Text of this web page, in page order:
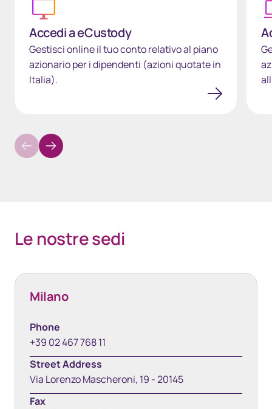
Accedi a eCustody
Gestisci online il tuo conto relativo al piano
azionario per i dipendenti (azioni quotate in
Italia).
Le nostre sedi
Milano
Phone
+39 02 467 768 11
Street Address
Via Lorenzo Mascheroni, 19 - 20145
Fax